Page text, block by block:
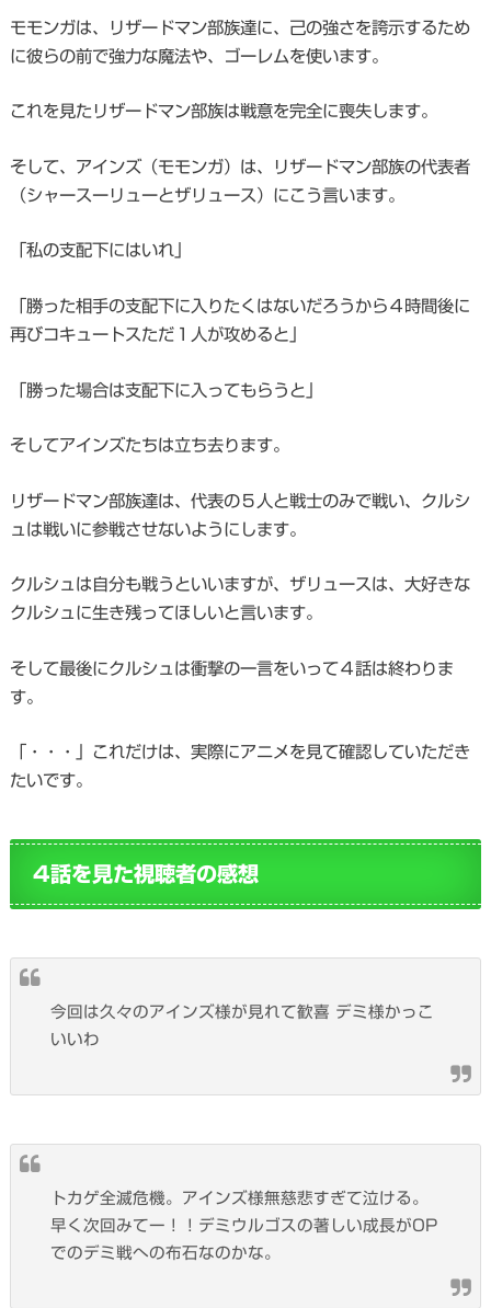
モモンガは、リザードマン部族達に、己の強さを誇示するため
に彼らの前で強力な魔法や、ゴーレムを使います。
これを見たリザードマン部族は戦意を完全に喪失します。
そして、アインズ（モモンガ）は、リザードマン部族の代表者
（シャースーリューとザリュース）にこう言います。
「私の支配下にはいれ」
「勝った相手の支配下に入りたくはないだろうから４時間後に
再びコキュートスただ１人が攻めると」
「勝った場合は支配下に入ってもらうと」
そしてアインズたちは立ち去ります。
リザードマン部族達は、代表の５人と戦士のみで戦い、クルシ
ュは戦いに参戦させないようにします。
クルシュは自分も戦うといいますが、ザリュースは、大好きな
クルシュに生き残ってほしいと言います。
そして最後にクルシュは衝撃の一言をいって４話は終わりま
す。
「・・・」これだけは、実際にアニメを見て確認していただき
たいです。
4話を見た視聴者の感想
今回は久々のアインズ様が見れて歓喜 デミ様かっこ
いいわ
トカゲ全滅危機。アインズ様無慈悲すぎて泣ける。
早く次回みてー！！デミウルゴスの著しい成長がOP
でのデミ戦への布石なのかな。